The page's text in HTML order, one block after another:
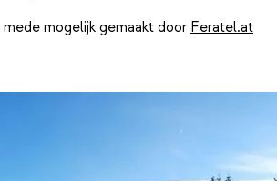
mogelijk gemaakt door Feratel.at